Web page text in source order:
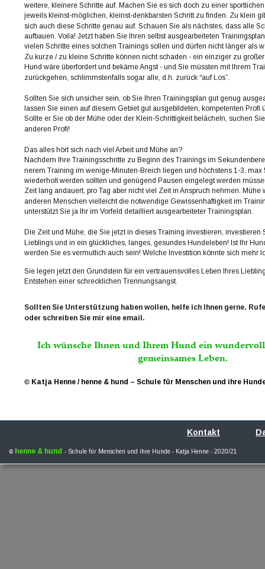
© henne & hund - Schule für Menschen und ihre Hunde - Katja Henne - 2020/21
weitere, kleinere Schritte auf. Machen Sie es sich doch zu einer
jeweils kleinst-möglichen, kleinst-denkbarsten Schritt zu finden. Zu klein
sich auch diese Schritte genau auf. Schauen Sie als nächstes, dass alle
aufbauen. Voila! Jetzt haben Sie Ihren selbst ausgearbeiteten
vielen Schritte eines solchen Trainings sollen und dürfen nicht länger als
Zu kurze / zu kleine Schritte können nicht schaden - ein einziger zu
Hund wäre überfordert und bekäme Angst - und Sie müssten mit Ihrem
zurückgehen, schlimmstenfalls sogar alle, d.h. zurück “auf Los”.
Sollten Sie sich unsicher sein, ob Sie Ihren Trainingsplan gut genug
lassen Sie einen auf diesem Gebiet gut ausgebildeten, kompetenten Profi
Sollte er Sie ob der Mühe oder der Klein-Schrittigkeit belächeln, suchen
anderen Profi!
Das alles hört sich nach viel Arbeit und Mühe an?
Nachdem Ihre Trainingsschritte zu Beginn des Trainings im
nerem Training im wenige-Minuten-Breich liegen und höchstens 1-3,
wiederholt werden sollten und genügend Pausen eingelegt werden
Zeit lang andauert, pro Tag aber nicht viel Zeit in Anspruch nehmen.
anderen Menschen vielleicht die notwendige Gewissenhaftigkeit im
unterstützt Sie ja Ihr im Vorfeld detailliert ausgearbeiteter Trainingsplan.
Die Zeit und Mühe, die Sie jetzt in dieses Training investieren, investieren
Lieblings und in ein glückliches, langes, gesundes Hundeleben! Ist Ihr
werden Sie es vermutlich auch sein! Welche Investition könnte sich mehr
Sie legen jetzt den Grundstein für ein vertrauensvolles Leben Ihres
Entstehen einer schrecklichen Trennungsangst.
Sollten Sie Unterstützung haben wollen, helfe ich Ihnen gerne.
oder schreiben Sie mir eine email.
Ich wünsche Ihnen und Ihrem Hund ein
gemeinsamesLeben.
© Katja Henne / henne & hund – Schule für Menschen und ihre
Kontakt